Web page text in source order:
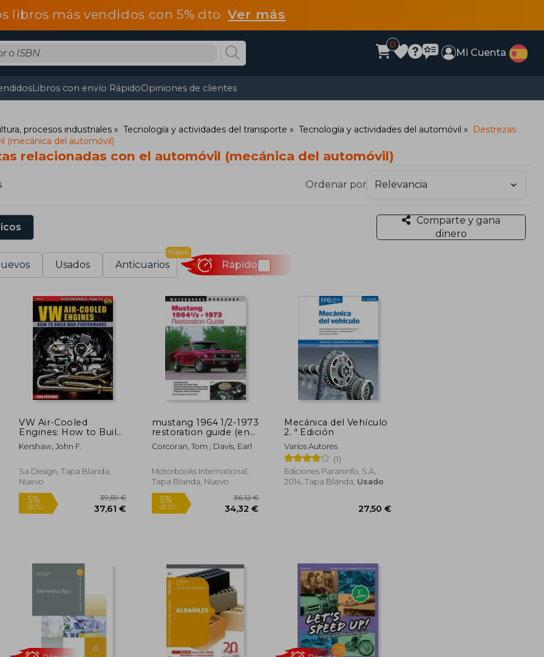
libros más vendidos con 5% dtoVer más
0
Mi Cuenta
Libros con envío RápidoOpiniones de clientes
procesos industriales
Tecnología y actividades del transporte Tecnología y actividades del automóvil
Destrezas
(mecánica del automóvil)
relacionadas con el automóvil (mecánica del automóvil)
Ordenar por
Comparte y gana
dinero
Usados Anticuarios
Nuevo
Rápido
VW Air-Cooled
Engines: How to Build
Max-Performance (en
Inglés)
Kershaw, John F.
Sa Design, Tapa Blanda,
Nuevo
dcto. 37,61 €
mustang 1964 1/2-1973
restoration guide (en
Inglés)
Corcoran, Tom ; Davis, Earl
Motorbooks International,
Tapa Blanda, Nuevo
dcto. 34,32 €
Mecánica del Vehículo
2. ª Edición
Varios Autores
(1)
Ediciones Paraninfo, S.A,
2014, Tapa Blanda, Usado